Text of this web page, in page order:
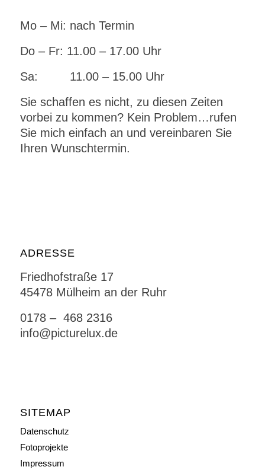
Mo – Mi: nach Termin
Do – Fr: 11.00 – 17.00 Uhr
Sa: 11.00 – 15.00 Uhr
Sie schaffen es nicht, zu diesen Zeiten
vorbei zu kommen? Kein Problem…rufen
Sie mich einfach an und vereinbaren Sie
Ihren Wunschtermin.
ADRESSE
Friedhofstraße 17
45478 Mülheim an der Ruhr
0178 – 468 2316
info@picturelux.de
SITEMAP
Datenschutz
Fotoprojekte
Impressum